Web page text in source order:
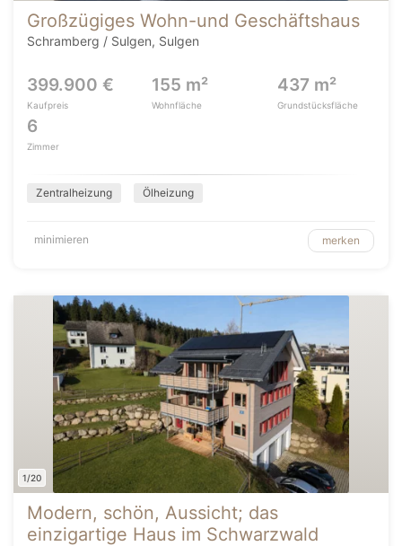
Großzügiges Wohn-und Geschäftshaus
Schramberg / Sulgen, Sulgen
399.900 €
Kaufpreis
155 m²
Wohnfläche
437 m²
Grundstücksfläche
6
Zimmer
Zentralheizung Ölheizung
minimieren merken
1/20
Modern, schön, Aussicht; das
einzigartige Haus im Schwarzwald